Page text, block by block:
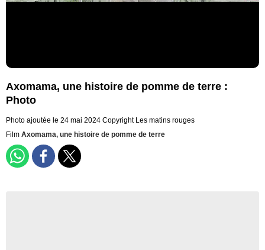
Axomama, une histoire de pomme de terre :
Photo
Photo ajoutée le 24 mai 2024 Copyright Les matins rouges
Film Axomama, une histoire de pomme de terre